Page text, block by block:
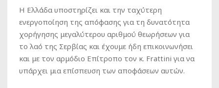
Η Ελλάδα υποστηρίζει και την ταχύτερη
ενεργοποίηση της απόφασης για τη δυνατότητα
χορήγησης μεγαλύτερου αριθμού θεωρήσεων για
το λαό της Σερβίας και έχουμε ήδη επικοινωνήσει
και με τον αρμόδιο Επίτροπο τον κ. Frattini για να
υπάρχει μια επίσπευση των αποφάσεων αυτών.